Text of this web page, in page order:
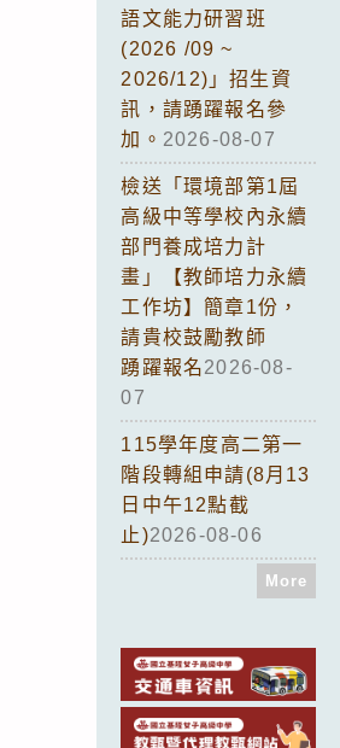
語文能力研習班
(2026 /09 ~
2026/12)」招生資
訊，請踴躍報名參
加。 2026-08-07
檢送「環境部第1屆
高級中等學校內永續
部門養成培力計
畫」【教師培力永續
工作坊】簡章1份，
請貴校鼓勵教師
踴躍報名2026-08-
07
115學年度高二第一
階段轉組申請(8月13
日中午12點截
止)2026-08-06
More